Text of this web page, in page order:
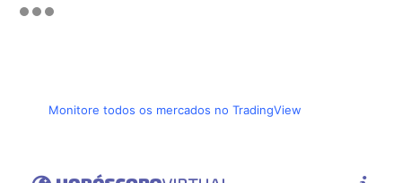
Monitore todos os mercados no TradingView